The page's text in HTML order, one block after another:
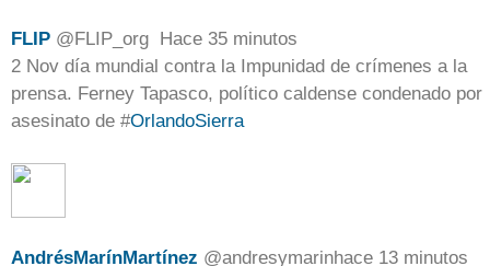
FLIP @ FLIP_org
Hace 35 minutos
2 Nov día mundial contra la Impunidad de crímenes a la
prensa. Ferney Tapasco, político caldense condenado por
asesinato de #OrlandoSierra
AndrésMarínMartínez @andresymarinhace 13 minutos